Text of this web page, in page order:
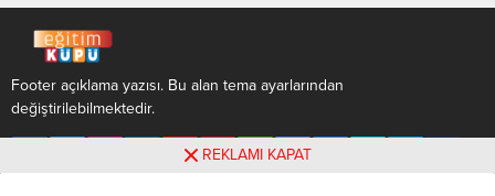
yayınlanmış olan en son
Footer açıklama yazısı. Bu alan tema ayarlarından
değiştirilebilmektedir.
REKLAMI KAPAT